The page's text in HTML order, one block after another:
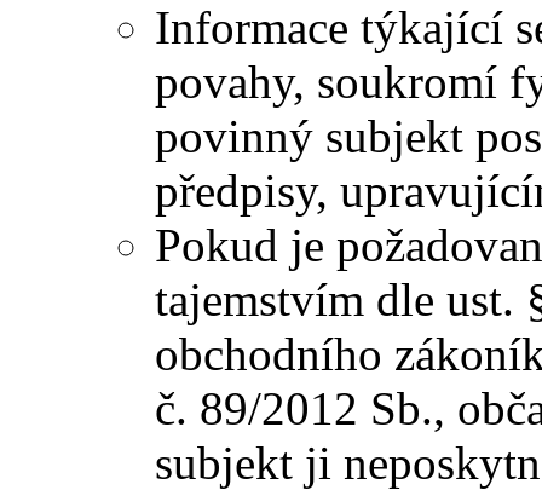
Informace týkající
povahy, soukromí
povinný subjekt
předpisy,
Pokud je
tajemstvím dle ust.
obchodního
č. 89/2012 Sb.,
subjekt ji